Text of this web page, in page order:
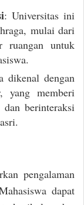
: Universitas ini
mulai dari
ruangan untuk
dikenal dengan
yang memberi
dan berinteraksi
pengalaman
dapat